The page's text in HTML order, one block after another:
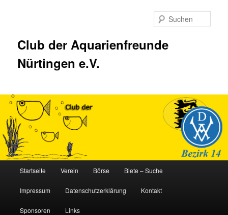
Club der Aquarienfreunde
Nürtingen e.V.
Startseite Verein Börse Biete – Suche
Impressum Datenschutzerklärung Kontakt
Sponsoren Links